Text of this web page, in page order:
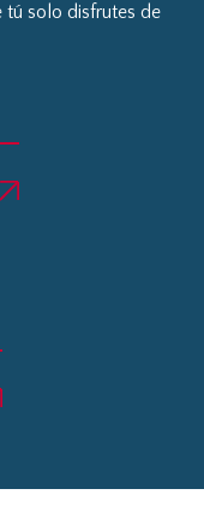
solo disfrutes de